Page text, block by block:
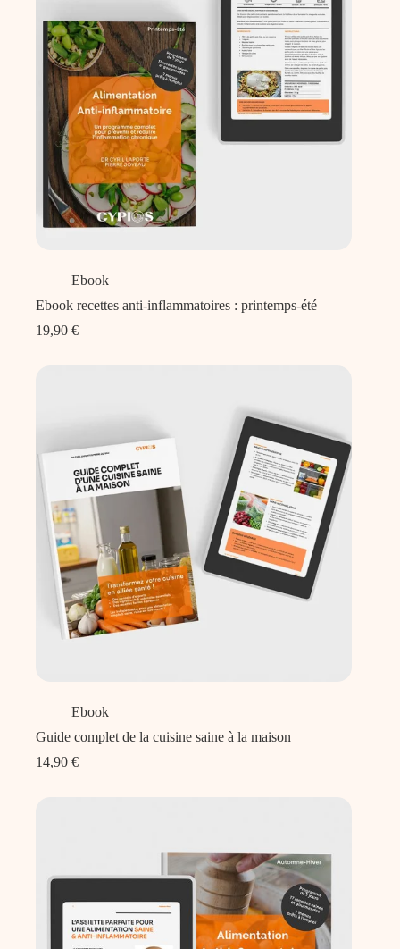
Ebook
Ebook recettes anti-inflammatoires : printemps-été
19,90 €
Ebook
Guide complet de la cuisine saine à la maison
14,90 €